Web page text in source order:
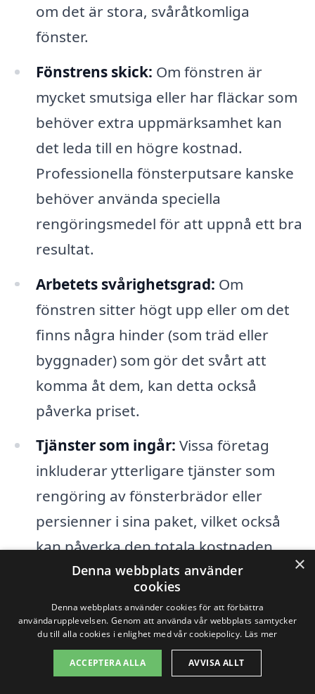
om det är stora, svåråtkomliga
fönster.
Fönstrens skick: Om fönstren är
mycket smutsiga eller har fläckar som
behöver extra uppmärksamhet kan
det leda till en högre kostnad.
Professionella fönsterputsare kanske
behöver använda speciella
rengöringsmedel för att uppnå ett bra
resultat.
Arbetets svårighetsgrad: Om
fönstren sitter högt upp eller om det
finns några hinder (som träd eller
byggnader) som gör det svårt att
komma åt dem, kan detta också
påverka priset.
Tjänster som ingår: Vissa företag
inkluderar ytterligare tjänster som
rengöring av fönsterbrädor eller
persienner i sina paket, vilket också
kan påverka den totala kostnaden.
Frekvens av tjänsten:Om du
planerar att boka fönsterputs
regelbundet kan vissa företag erbjuda
rabatter för återkommande kunder.
×
Denna webbplats använder
cookies
Denna webbplats använder cookies för att förbättra
användarupplevelsen. Genom att använda vår webbplats samtycker
du till alla cookies i enlighet med vår cookiepolicy. Läs mer
ACCEPTERA ALLA AVVISA ALLT